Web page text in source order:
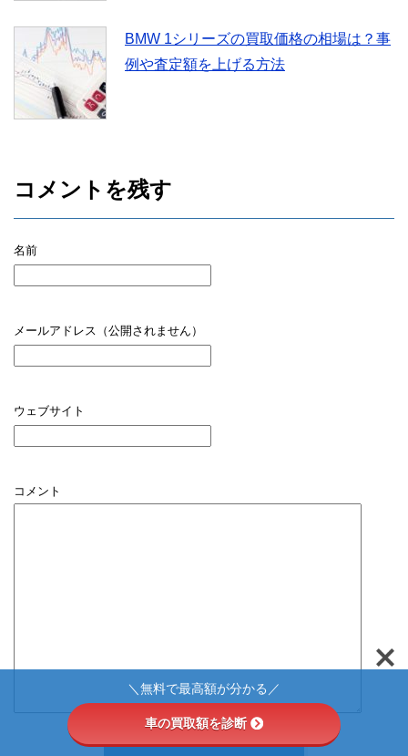
BMW 1シリーズの買取価格の相場は？事
例や査定額を上げる方法
コメントを残す
名前
メールアドレス（公開されません）
ウェブサイト
コメント
＼無料で最高額が分かる／
車の買取額を診断